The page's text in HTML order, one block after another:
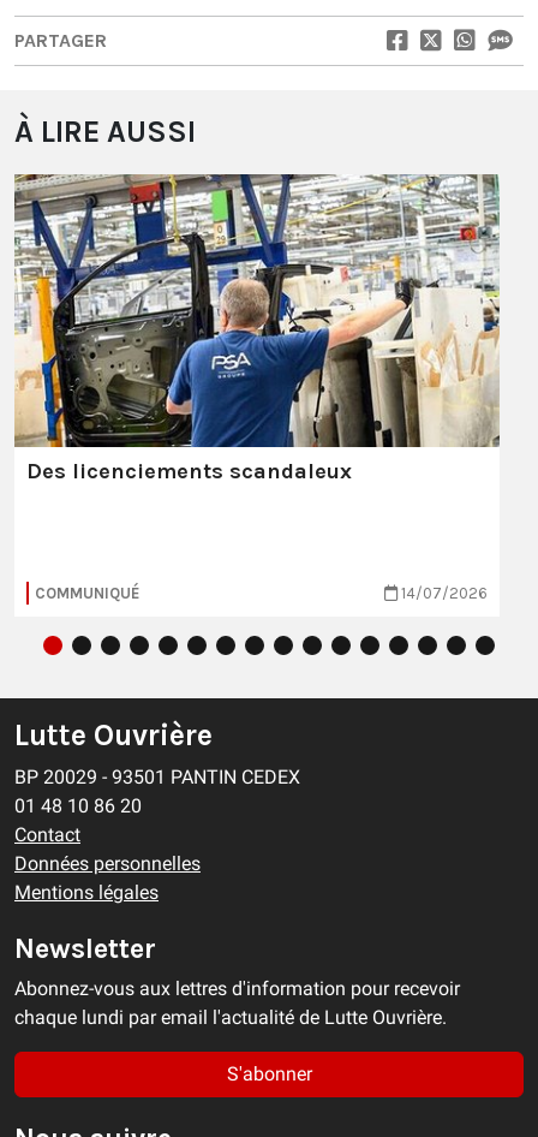
PARTAGER
À LIRE AUSSI
Des licenciements scandaleux
COMMUNIQUÉ 14/07/2026
Lutte Ouvrière
BP 20029 - 93501 PANTIN CEDEX
01 48 10 86 20
Contact
Données personnelles
Mentions légales
Newsletter
Abonnez-vous aux lettres d'information pour recevoir
chaque lundi par email l'actualité de Lutte Ouvrière.
S'abonner